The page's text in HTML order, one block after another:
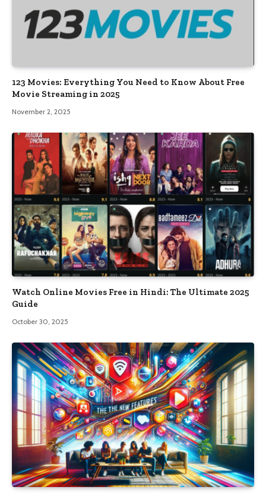
123 Movies: Everything You Need to Know About Free
Movie Streaming in 2025
November 2, 2025
Watch Online Movies Free in Hindi: The Ultimate 2025
Guide
October 30, 2025